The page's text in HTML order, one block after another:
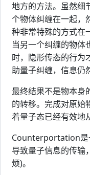
地方的方法。虽然细
个物体纠缠在一起，
种非常特殊的方式在
当另一个纠缠的物体
时，隐形传态的行为
助量子纠缠，信息仍
最终结果不是物本身
的转移。完成对原始
着量子态已经有效地
Counterportation是
导致量子信息的传输
烦)。